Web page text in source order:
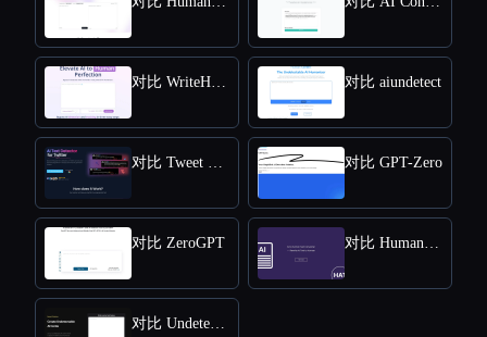
对比 WriteHuman 对比 aiundetect
对比 Tweet Detective 对比 GPT-Zero
对比 ZeroGPT 对比 Humanize AI Text
对比 Undetectable AI